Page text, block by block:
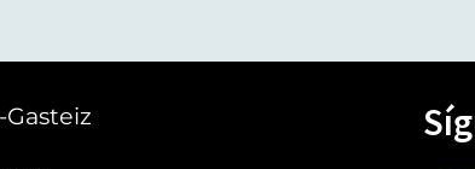
Gasteiz